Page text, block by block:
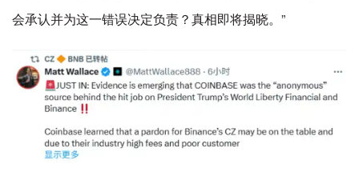
会承认并为这一错误决定负责？真相即将揭晓。”